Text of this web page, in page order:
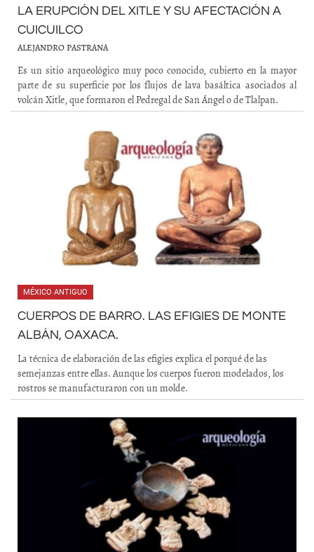
LA ERUPCIÓN DEL XITLE Y SU AFECTACIÓN A
CUICUILCO
ALEJANDRO PASTRANA
Es un sitio arqueológico muy poco conocido, cubierto en la mayor
parte de su superficie por los flujos de lava basáltica asociados al
volcán Xitle, que formaron el Pedregal de San Ángel o de Tlalpan.
MÉXICO ANTIGUO
CUERPOS DE BARRO. LAS EFIGIES DE MONTE
ALBÁN, OAXACA.
La técnica de elaboración de las efigies explica el porqué de las
semejanzas entre ellas. Aunque los cuerpos fueron modelados, los
rostros se manufacturaron con un molde.